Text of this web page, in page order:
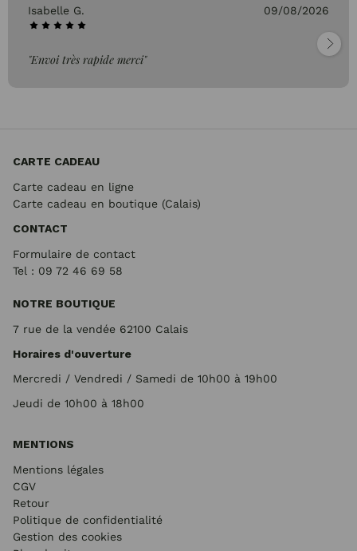
Isabelle G. 09/08/2026
"Envoi très rapide merci"
CARTE CADEAU
Carte cadeau en ligne
Carte cadeau en boutique (Calais)
CONTACT
Formulaire de contact
Tel : 09 72 46 69 58
NOTRE BOUTIQUE
7 rue de la vendée 62100 Calais
Horaires d'ouverture
Mercredi / Vendredi / Samedi de 10h00 à 19h00
Jeudi de 10h00 à 18h00
MENTIONS
Mentions légales
CGV
Retour
Politique de confidentialité
Gestion des cookies